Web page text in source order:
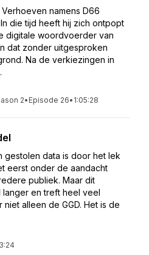
Verhoeven namens D66
die tijd heeft hij zich ontpopt
digitale woordvoerder van
dat zonder uitgesproken
Na de verkiezingen in
2• Episode 26• 1:05:28
gestolen data is door het lek
eerst onder de aandacht
publiek. Maar dit
en treft heel veel
alleen de GGD. Het is de